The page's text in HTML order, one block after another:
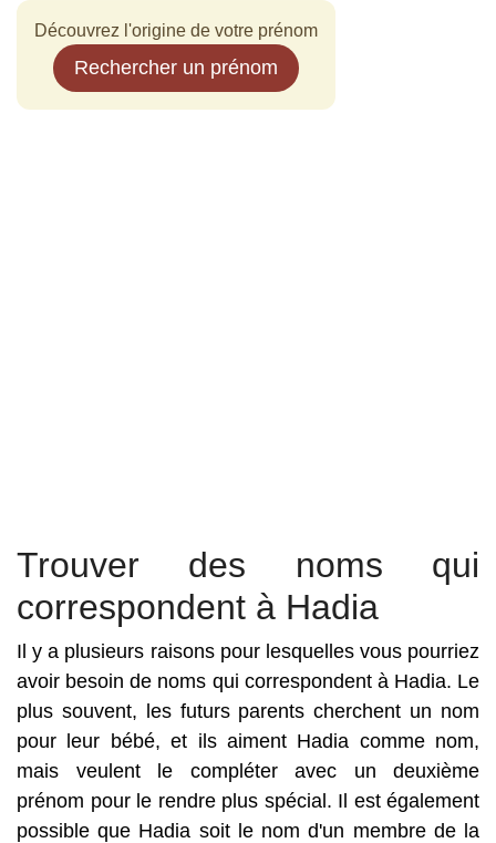
Découvrez l'origine de votre prénom
Rechercher un prénom
Trouver des noms qui
correspondent à Hadia
Il y a plusieurs raisons pour lesquelles vous pourriez
avoir besoin de noms qui correspondent à Hadia. Le
plus souvent, les futurs parents cherchent un nom
pour leur bébé, et ils aiment Hadia comme nom,
mais veulent le compléter avec un deuxième
prénom pour le rendre plus spécial. Il est également
possible que Hadia soit le nom d'un membre de la